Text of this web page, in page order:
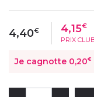
4,40€ 4,15€
PRIX
Je cagnotte 0,20€